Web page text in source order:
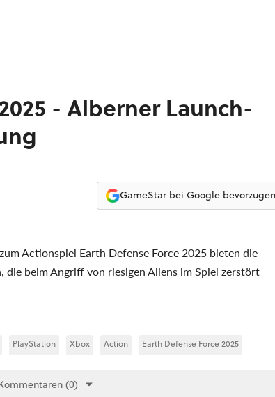
- Alberner Launch-
GameStar bei Google bevorzugen
Actionspiel Earth Defense Force 2025 bieten die
beim Angriff von riesigen Aliens im Spiel zerstört
PlayStation Xbox Action Earth Defense Force 2025
(0)